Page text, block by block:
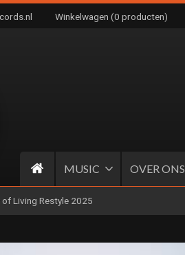
Winkelwagen (0 producten)
MUSIC OVER ONS
of Living Restyle 2025